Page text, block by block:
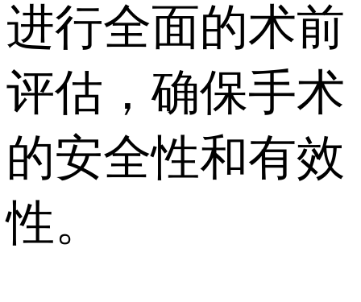
进行全面的术前
评估，确保手术
的安全性和有效
性。